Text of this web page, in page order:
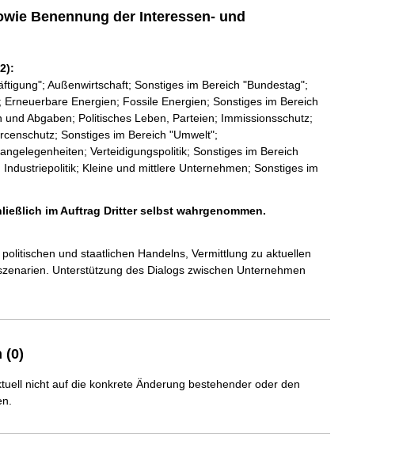
Benennung der Interessen- und
Außenwirtschaft; Sonstiges im Bereich "Bundestag";
Energien; Fossile Energien; Sonstiges im Bereich
Abgaben; Politisches Leben, Parteien; Immissionsschutz;
Sonstiges im Bereich "Umwelt";
Verteidigungspolitik; Sonstiges im Bereich
Kleine und mittlere Unternehmen; Sonstiges im
im Auftrag Dritter selbst wahrgenommen.
und staatlichen Handelns, Vermittlung zu aktuellen
Unterstützung des Dialogs zwischen Unternehmen
(0)
nicht auf die konkrete Änderung bestehender oder den